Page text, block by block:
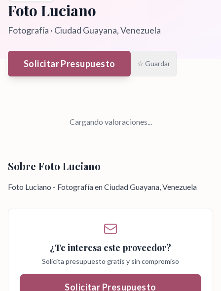
Foto Luciano
Fotografía · Ciudad Guayana, Venezuela
Solicitar Presupuesto ☆ Guardar
Cargando valoraciones...
Sobre Foto Luciano
Foto Luciano - Fotografía en Ciudad Guayana, Venezuela
¿Te interesa este proveedor?
Solicita presupuesto gratis y sin compromiso
Solicitar Presupuesto